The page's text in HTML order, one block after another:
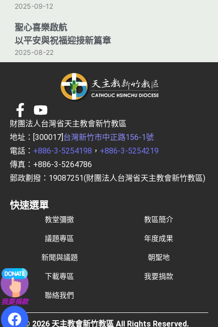
2025-09-12
聖心喜樂啟航
以平安與祝福迎接新篇章
2025-08-22
財團法人台灣省天主教會新竹教區
地址：[300017]台灣新竹市中正路156-1號
電話： +886-3-5254198 ， +886-3-5254219
傳真：+886-3-5264786
郵政劃撥：19087251(財團法人台灣省天主教會新竹教區)
我要捐款
快速選單
教堂彌撒 教區簡介
議題專區 年度成果
新聞與議題 朝聖地
下載專區 我要捐款
聯絡我們
© 2026 天主教會新竹教區 All Rights Reserved.